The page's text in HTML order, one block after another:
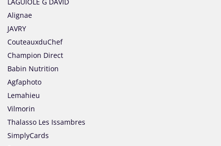
Alignae
JAVRY
CouteauxduChef
Champion Direct
Babin Nutrition
Agfaphoto
Lemahieu
Vilmorin
Thalasso Les Issambres
SimplyCards